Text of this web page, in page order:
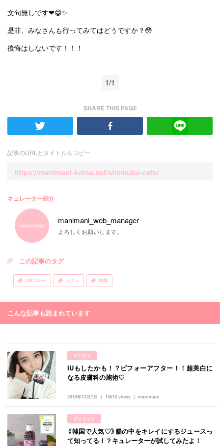
文句無しです❤︎😁✨
是非、みなさんも行ってみてはどうですか？😳
後悔はしないです！！！
1/1
SHARE THIS PAGE
記事のURLとタイトルをコピー
https://manimani-korea.net/shinkubo-cafe/
キュレーター紹介
manimani_web_manager
よろしくお願いします。
この記事のタグ
ON CAFE カフェ 韓国
こんな記事も読まれています
エンタメ
2015年12月7日 manimani
15512 views
IUもしたかも！？ビフォーアフター！！超美白に
なる皮膚科の施術♡
ダイエット
《韓国で人気♡》腸の中をキレイにするジュースっ
て知ってる！？キュレーターが試してみたよ！